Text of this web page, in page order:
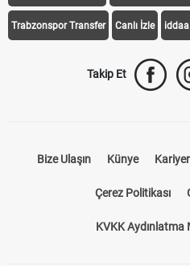
Galatasaray Transfer Fenerbahçe
Trabzonspor Transfer Canlı İzle iddaa